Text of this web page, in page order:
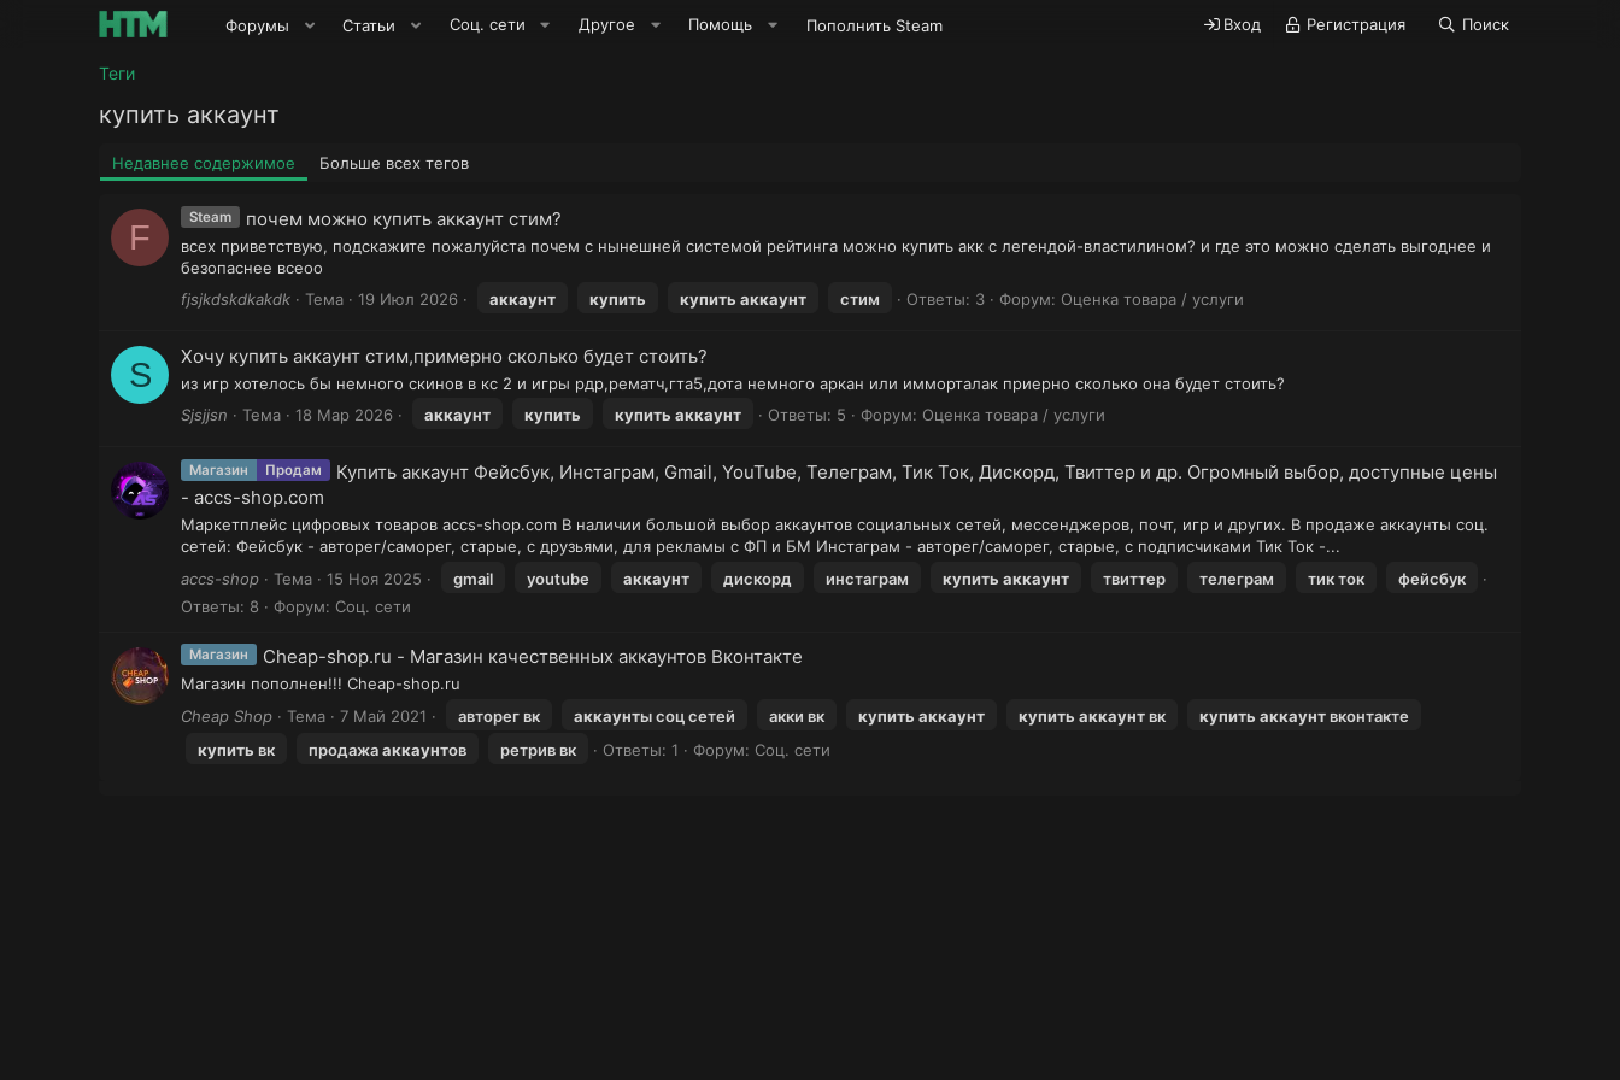
Форумы Статьи Соц. сети Другое Помощь Пополнить Steam Вход Регистрация Поиск
Теги
купить аккаунт
Недавнее содержимое Больше всех тегов
F
Steam почем можно купить аккаунт стим?
всех приветствую, подскажите пожалуйста почем с нынешней системой рейтинга можно купить акк с легендой-властилином? и где это можно сделать выгоднее и
безопаснее всеоо
fjsjkdskdkakdk
Тема 19 Июл 2026 аккаунт купить купить аккаунт стим Ответы: 3 Форум: Оценка товара / услуги
S Хочу купить аккаунт стим,примерно сколько будет стоить?
из игр хотелось бы немного скинов в кс 2 и игры рдр,рематч,гта5,дота немного аркан или имморталак приерно сколько она будет стоить?
Sjsjjsn
Тема 18 Мар 2026 аккаунт купить купить аккаунт Ответы: 5 Форум: Оценка товара / услуги
Магазин Продам
Купить аккаунт Фейсбук, Инстаграм, Gmail, YouTube, Телеграм, Тик Ток, Дискорд, Твиттер и др. Огромный выбор, доступные цены
- accs-shop.com
Маркетплейс цифровых товаров accs-shop.com В наличии большой выбор аккаунтов социальных сетей, мессенджеров, почт, игр и других. В продаже аккаунты соц.
сетей: Фейсбук - авторег/саморег, старые, с друзьями, для рекламы с ФП и БМ Инстаграм - авторег/саморег, старые, с подписчиками Тик Ток -...
accs-shop
Тема 15 Ноя 2025 gmail youtube аккаунт дискорд инстаграм купить аккаунт твиттер телеграм тик ток
фейсбук
Ответы: 8
Форум: Соц. сети
Магазин Сheap-shop.ru - Магазин качественных аккаунтов Вконтакте
Магазин пополнен!!! Сheap-shop.ru
Cheap Shop
Тема 7 Май 2021 авторег вк аккаунты соц сетей акки вк купить аккаунт купить аккаунтвк купить аккаунтвконтакте
купить вк продажааккаунтов ретрив вк Ответы: 1 Форум: Соц. сети